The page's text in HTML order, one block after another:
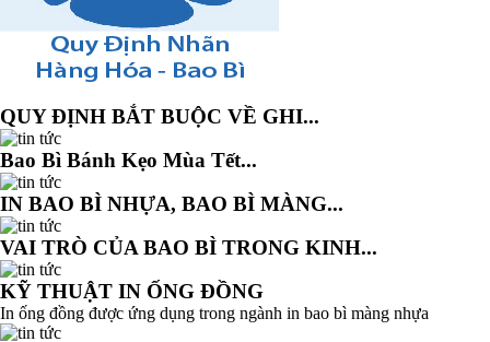
QUY ĐỊNH BẮT BUỘC VỀ GHI...
Bao Bì Bánh Kẹo Mùa Tết...
IN BAO BÌ NHỰA, BAO BÌ MÀNG...
VAI TRÒ CỦA BAO BÌ TRONG KINH...
KỸ THUẬT IN ỐNG ĐỒNG
In ống đồng được ứng dụng trong ngành in bao bì màng nhựa